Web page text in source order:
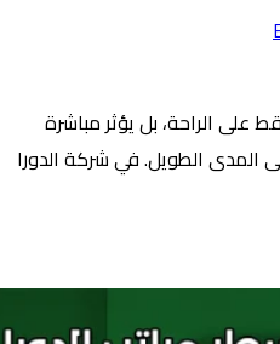
على الراحة، بل يؤثر مباشرة
الطويل. في شركة الدورا